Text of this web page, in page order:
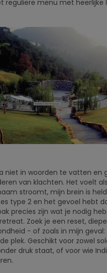
reguliere menu met heerlijke
niet in woorden te vatten en
van klachten. Het voelt
stroomt, mijn brein is
type 2 en het gevoel hebt
precies zijn wat je nodig
Zoek je een reset,
- of zoals in mijn
plek. Geschikt voor zowel
druk staat, of voor wie